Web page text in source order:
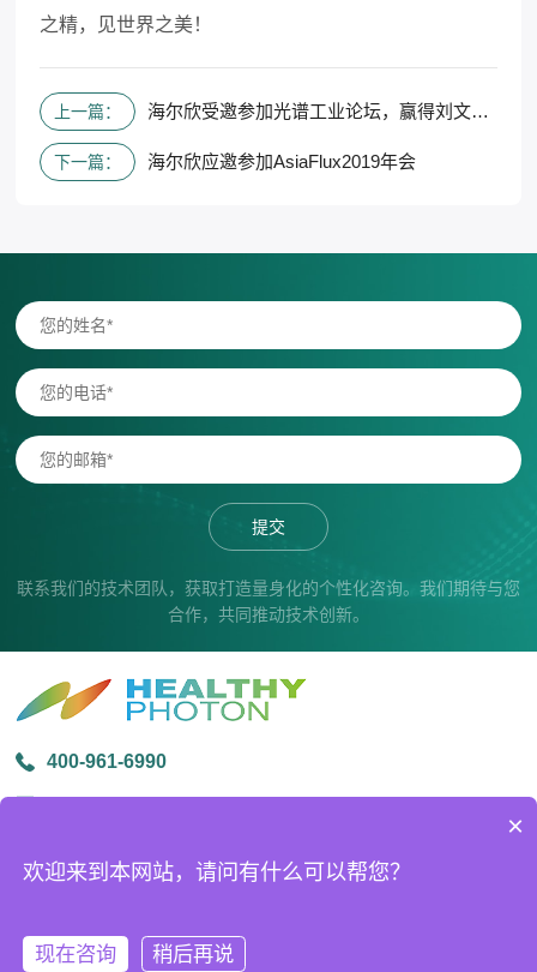
之精，见世界之美！
上一篇： 海尔欣受邀参加光谱工业论坛，赢得刘文清院士的青睐
下一篇： 海尔欣应邀参加AsiaFlux2019年会
提交
联系我们的技术团队，获取打造量身化的个性化咨询。我们期待与您
合作，共同推动技术创新。
400-961-6990
ICP备案号：
浙ICP备20026509号-2
×
欢迎来到本网站，请问有什么可以帮您？
现在咨询 稍后再说